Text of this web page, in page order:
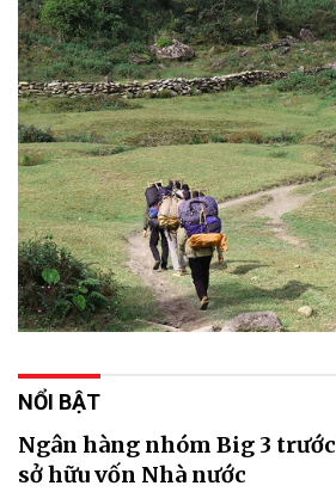
NỔI BẬT
Ngân hàng nhóm Big 3
sở hữu vốn Nhà nước